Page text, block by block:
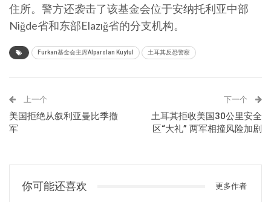
住所。警方还袭击了该基金会位于安纳托利亚中部
Niğde省和东部Elazığ省的分支机构。
Furkan基金会主席Alparslan Kuytul 土耳其反恐警察
上一个
美国拒绝从叙利亚曼比季撤
军
下一个
土耳其拒收美国30公里安全
区“大礼” 两军相撞风险加剧
你可能还喜欢 更多作者